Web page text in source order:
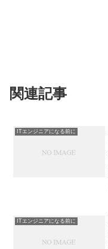
関連記事
ITエンジニアになる前に
ITエンジニアになる前に